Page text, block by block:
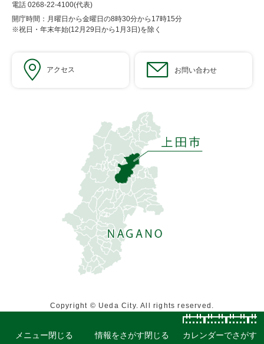
メニュー閉じる 情報をさがす閉じる カレンダーでさがす
電話 0268-22-4100(代表)
開庁時間：月曜日から金曜日の8時30分から17時15分
※祝日・年末年始(12月29日から1月3日)を除く
アクセス お問い合わせ
Copyright © Ueda City. All rights reserved.